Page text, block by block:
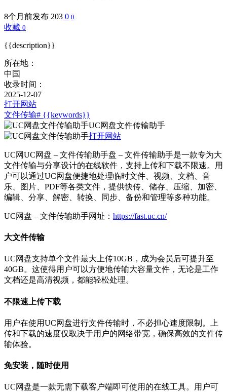
8个月前发布 203 0 0
收藏 0
{{description}}
所在地：
中国
收录时间：
2025-12-07
打开网站
文件传输# {{keywords}}
UC网盘文件传输助手
打开网站
UC网UC网盘 – 文件传输助手盘 – 文件传输助手是一款专为大
文件传输与分享设计的在线软件，支持上传和下载不限速。用
户可以通过UC网盘便捷地处理临时文件、视频、文档、音
乐、图片、PDF等各类文件，提供快传、储存、压缩、加密、
编辑、分享、解密、转换、同步、备份和管理等多种功能。
UC网盘 – 文件传输助手网址： https://fast.uc.cn/
大文件传输
UC网盘支持单个文件最大上传10GB，成为会员后可提升至
40GB。这使得用户可以方便地传输大容量文件，无论是工作
文档还是高清视频，都能轻松处理。
不限速上传下载
用户在使用UC网盘进行文件传输时，不必担心速度限制。上
传和下载的速度仅取决于用户的网络带宽，确保高效的文件传
输体验。
免安装，随时使用
UC网盘是一款无需下载客户端即可使用的在线工具。用户可